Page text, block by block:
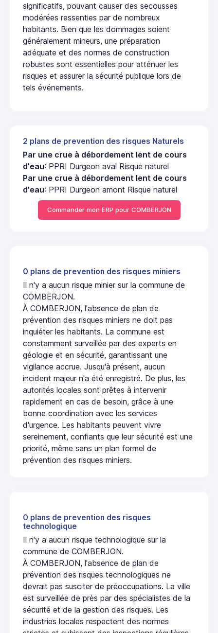
significatifs, pouvant causer des secousses
modérées ressenties par de nombreux
habitants. Bien que les dommages soient
généralement mineurs, une préparation
adéquate et des normes de construction
robustes sont essentielles pour atténuer les
risques et assurer la sécurité publique lors de
tels événements.
2 plans de prevention des risques Naturels
Par une crue à débordement lent de cours
d'eau: PPRI Durgeon aval Risque naturel
Par une crue à débordement lent de cours
d'eau: PPRI Durgeon amont Risque naturel
Commander mon ERP pour COMBERJON
0 plans de prevention des risques miniers
Il n'y a aucun risque minier sur la commune de
COMBERJON.
À COMBERJON, l'absence de plan de
prévention des risques miniers ne doit pas
inquiéter les habitants. La commune est
constamment surveillée par des experts en
géologie et en sécurité, garantissant une
vigilance accrue. Jusqu'à présent, aucun
incident majeur n'a été enregistré. De plus, les
autorités locales sont prêtes à intervenir
rapidement en cas de besoin, grâce à une
bonne coordination avec les services
d'urgence. Les habitants peuvent vivre
sereinement, confiants que leur sécurité est une
priorité, même sans un plan formel de
prévention des risques miniers.
0 plans de prevention des risques
technologique
Il n'y a aucun risque technologique sur la
commune de COMBERJON.
À COMBERJON, l'absence de plan de
prévention des risques technologiques ne
devrait pas susciter de préoccupations. La ville
est surveillée de près par des spécialistes de la
sécurité et de la gestion des risques. Les
industries locales respectent des normes